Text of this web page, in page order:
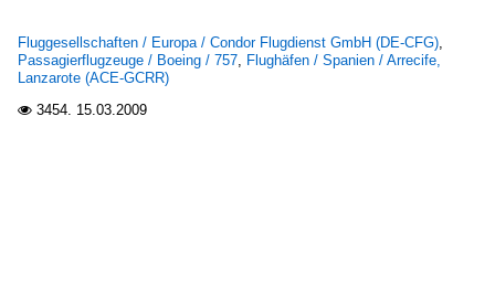
Fluggesellschaften / Europa / Condor Flugdienst GmbH (DE-CFG),
Passagierflugzeuge / Boeing / 757, Flughäfen / Spanien / Arrecife,
Lanzarote (ACE-GCRR)
 3454. 15.03.2009